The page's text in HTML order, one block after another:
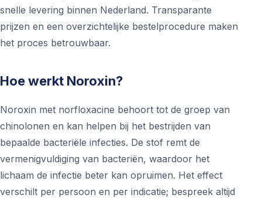
snelle levering binnen Nederland. Transparante
prijzen en een overzichtelijke bestelprocedure maken
het proces betrouwbaar.
Hoe werkt Noroxin?
Noroxin met norfloxacine behoort tot de groep van
chinolonen en kan helpen bij het bestrijden van
bepaalde bacteriële infecties. De stof remt de
vermenigvuldiging van bacteriën, waardoor het
lichaam de infectie beter kan opruimen. Het effect
verschilt per persoon en per indicatie; bespreek altijd